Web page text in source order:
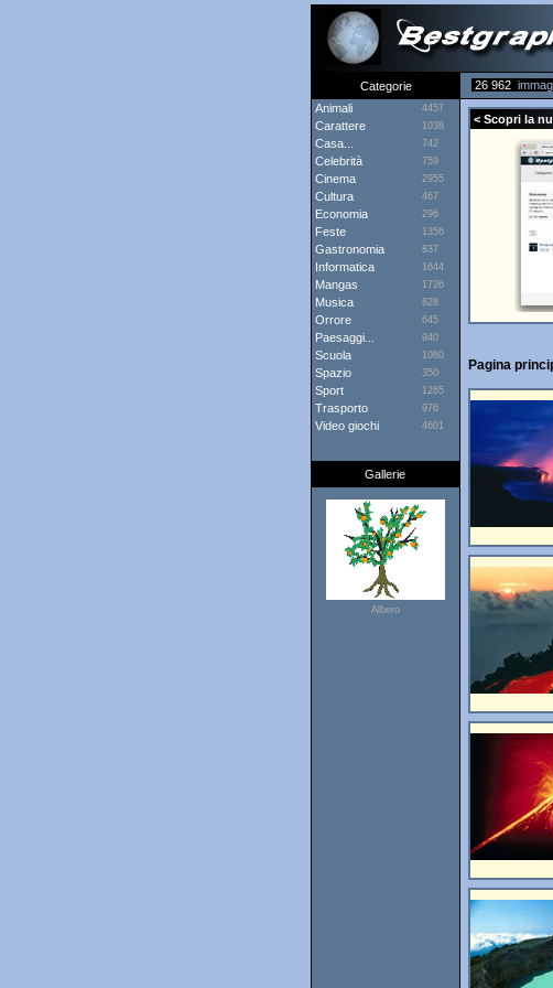
Categorie 26 962
Animali
4457
Carattere 1038
Casa... 742
Celebrità 759
Cinema 2955
Cultura 467
Economia 296
Feste 1356
Gastronomia 837
Informatica 1644
Mangas 1726
Musica 828
Orrore 645
Paesaggi... 940
Scuola 1080
Spazio 350
Sport 1265
Trasporto 976
Video giochi 4601
Gallerie
Albero
< Scopri la
Pagina